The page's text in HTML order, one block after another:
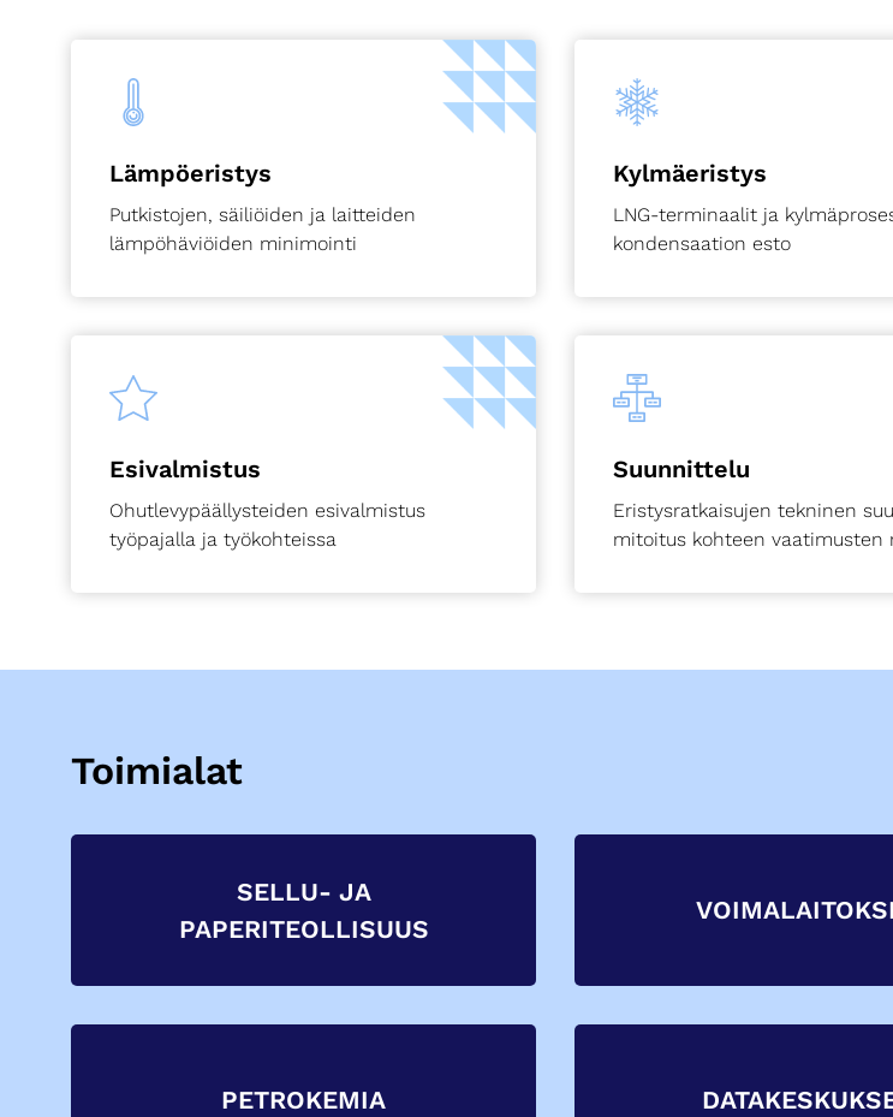
Lämpöeristys
Putkistojen, säiliöiden ja laitteiden
lämpöhäviöiden minimointi
Kylmäeristys
LNG-terminaalit ja
kondensaation esto
Esivalmistus
Ohutlevypäällysteiden esivalmistus
työpajalla ja työkohteissa
Suunnittelu
Eristysratkaisujen tekninen
mitoitus kohteen vaatimusten
Toimialat
SELLU- JA
PAPERITEOLLISUUS
PETROKEMIA